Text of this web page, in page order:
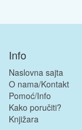
Info
Naslovna sajta
O nama/Kontakt
Pomoć/Info
Kako poručiti?
Knjižara